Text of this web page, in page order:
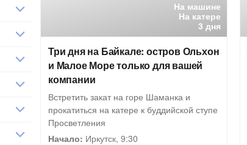
На машине
На катере
3 дня
Три дня на Байкале: остров Ольхон
и Малое Море только для вашей
компании
Встретить закат на горе Шаманка и
прокатиться на катере к буддийской ступе
Просветления
Начало: Иркутск, 9:30